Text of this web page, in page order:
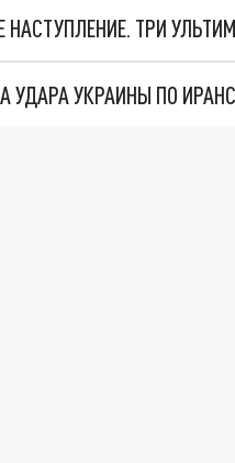
УДАРА УКРАИНЫ ПО